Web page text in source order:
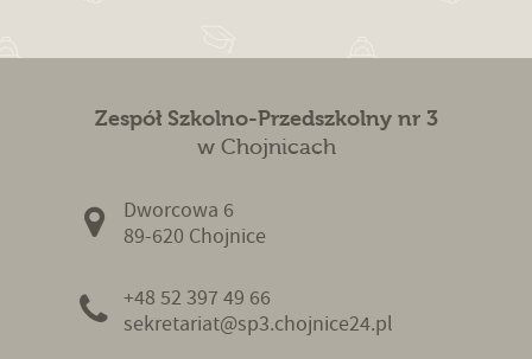
Zespół Szkolno-Przedszkolny nr 3
w Chojnicach
Dworcowa 6
89-620 Chojnice
+48 52 397 49 66
sekretariat@sp3.chojnice24.pl